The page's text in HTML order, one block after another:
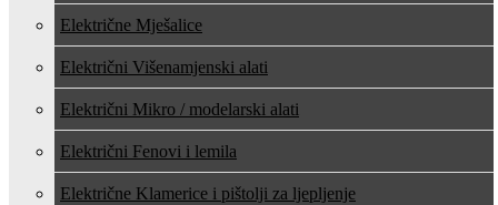
Električne Mješalice
Električni Višenamjenski alati
Električni Mikro / modelarski alati
Električni Fenovi i lemila
Električne Klamerice i pištolji za ljepljenje